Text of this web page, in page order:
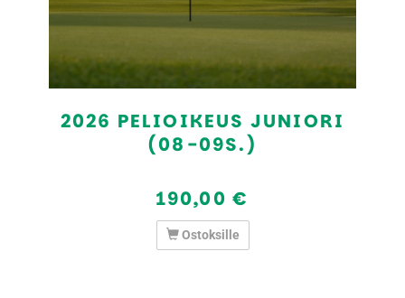
2026 PELIOIKEUS JUNIORI
(08-09S.)
190,00 €
Ostoksille